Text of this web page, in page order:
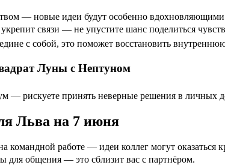
— новые идеи будут особенно
связи — не упустите шанс поделиться
с собой, это поможет восстановить
Луны с Нептуном
— рискуете принять неверные решения в личных
Льва на 7 июня
командной работе — идеи коллег могут оказаться
для общения — это сблизит вас с партнёром.